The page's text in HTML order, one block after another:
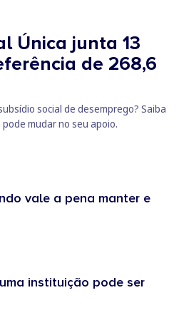
Única junta 13
de 268,6
social de desemprego? Saiba
mudar no seu apoio.
vale a pena manter e
instituição pode ser